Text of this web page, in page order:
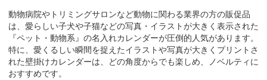
動物病院やトリミングサロンなど動物に関わる業界の方の販促品
は、愛らしい子犬や子猫などの写真・イラストが大きく表示された
『ペット・動物系』の名入れカレンダーが圧倒的人気があります。
特に、愛くるしい瞬間を捉えたイラストや写真が大きくプリントさ
れた壁掛けカレンダーは、どの角度からでも楽しめ、ノベルティに
おすすめです。